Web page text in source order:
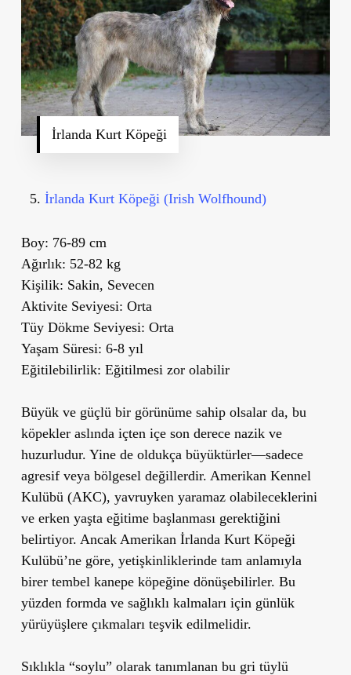
İrlanda Kurt Köpeği
İrlanda Kurt Köpeği (Irish Wolfhound)
Boy: 76-89 cm
Ağırlık: 52-82 kg
Kişilik: Sakin, Sevecen
Aktivite Seviyesi: Orta
Tüy Dökme Seviyesi: Orta
Yaşam Süresi: 6-8 yıl
Eğitilebilirlik: Eğitilmesi zor olabilir
Büyük ve güçlü bir görünüme sahip olsalar da, bu
köpekler aslında içten içe son derece nazik ve
huzurludur. Yine de oldukça büyüktürler—sadece
agresif veya bölgesel değillerdir. Amerikan Kennel
Kulübü (AKC), yavruyken yaramaz olabileceklerini
ve erken yaşta eğitime başlanması gerektiğini
belirtiyor. Ancak Amerikan İrlanda Kurt Köpeği
Kulübü’ne göre, yetişkinliklerinde tam anlamıyla
birer tembel kanepe köpeğine dönüşebilirler. Bu
yüzden formda ve sağlıklı kalmaları için günlük
yürüyüşlere çıkmaları teşvik edilmelidir.
Sıklıkla “soylu” olarak tanımlanan bu gri tüylü